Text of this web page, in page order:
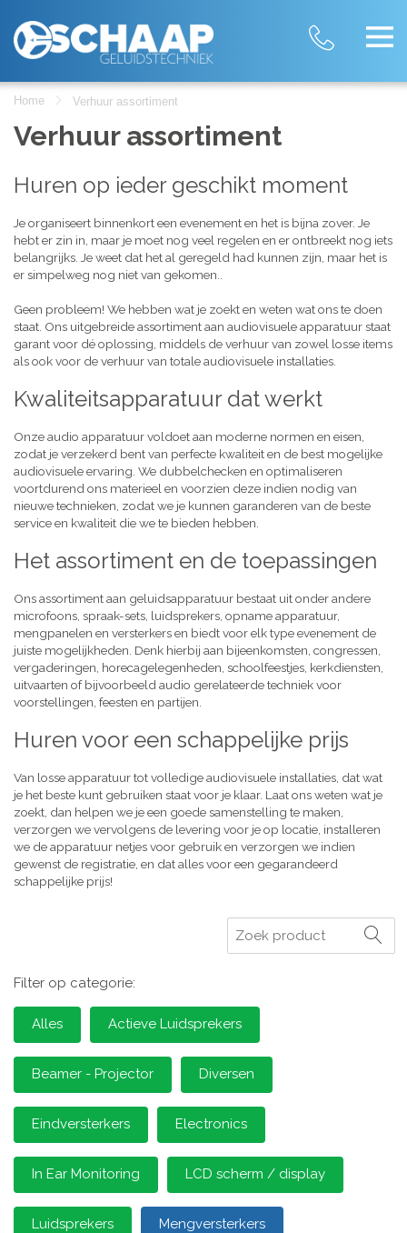
Home Verhuur assortiment
Verhuur assortiment
Huren op ieder geschikt moment
Je organiseert binnenkort een evenement en het is bijna zover. Je
hebt er zin in, maar je moet nog veel regelen en er ontbreekt nog iets
belangrijks. Je weet dat het al geregeld had kunnen zijn, maar het is
er simpelweg nog niet van gekomen..
Geen probleem! We hebben wat je zoekt en weten wat ons te doen
staat. Ons uitgebreide assortiment aan audiovisuele apparatuur staat
garant voor dé oplossing, middels de verhuur van zowel losse items
als ook voor de verhuur van totale audiovisuele installaties.
Kwaliteitsapparatuur dat werkt
Onze audio apparatuur voldoet aan moderne normen en eisen,
zodat je verzekerd bent van perfecte kwaliteit en de best mogelijke
audiovisuele ervaring. We dubbelchecken en optimaliseren
voortdurend ons materieel en voorzien deze indien nodig van
nieuwe technieken, zodat we je kunnen garanderen van de beste
service en kwaliteit die we te bieden hebben.
Het assortiment en de toepassingen
Ons assortiment aan geluidsapparatuur bestaat uit onder andere
microfoons, spraak-sets, luidsprekers, opname apparatuur,
mengpanelen en versterkers en biedt voor elk type evenement de
juiste mogelijkheden. Denk hierbij aan bijeenkomsten, congressen,
vergaderingen, horecagelegenheden, schoolfeestjes, kerkdiensten,
uitvaarten of bijvoorbeeld audio gerelateerde techniek voor
voorstellingen, feesten en partijen.
Huren voor een schappelijke prijs
Van losse apparatuur tot volledige audiovisuele installaties, dat wat
je het beste kunt gebruiken staat voor je klaar. Laat ons weten wat je
zoekt, dan helpen we je een goede samenstelling te maken,
verzorgen we vervolgens de levering voor je op locatie, installeren
we de apparatuur netjes voor gebruik en verzorgen we indien
gewenst de registratie, en dat alles voor een gegarandeerd
schappelijke prijs!
Zoeken
Filter op categorie:
Alles Actieve Luidsprekers
Beamer - Projector Diversen
Eindversterkers Electronics
In Ear Monitoring LCD scherm / display
Luidsprekers Mengversterkers